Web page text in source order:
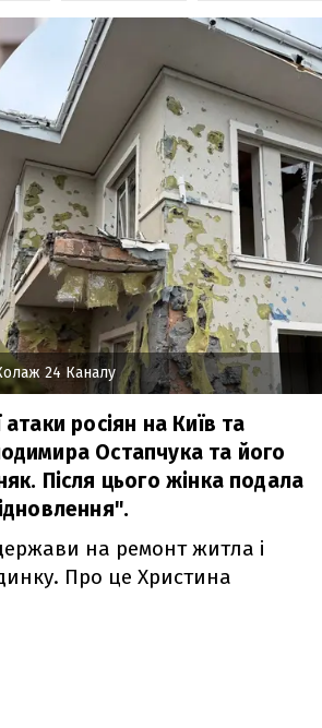
24 Каналу
росіян на Київ та
Остапчука та його
Після цього жінка подала
на ремонт житла і
Про це Христина